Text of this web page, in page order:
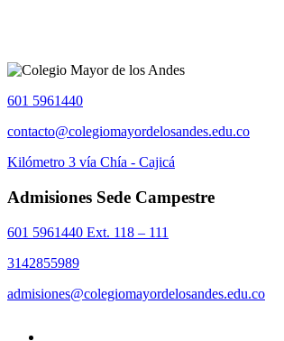
601 5961440
contacto@colegiomayordelosandes.edu.co
Kilómetro 3 vía Chía - Cajicá
Admisiones Sede Campestre
601 5961440 Ext. 118 – 111
3142855989
admisiones@colegiomayordelosandes.edu.co